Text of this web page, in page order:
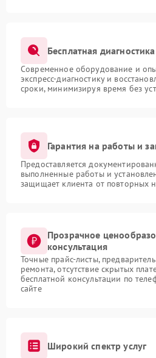
Бесплатная
Современное оборудование и
экспресс-диагностику и
сроки, минимизируя время без
Гарантия на работы и
Предоставляется
выполненные работы и
защищает клиента от повторных
Прозрачное
консультация
Точные прайс-листы,
ремонта, отсутствие скрытых
бесплатной консультации по
сайте
Широкий спектр услуг